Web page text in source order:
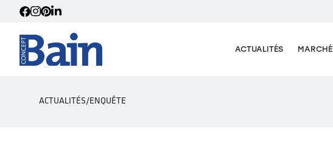
ACTUALITÉS MARCHÉ
ACTUALITÉS/ENQUÊTE